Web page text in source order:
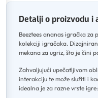
Detalji o proizvodu i
Beeztees ananas igračka za
kolekciji igračaka.
mekana za ugriz, što je čini
Zahvaljujući upečatljivom
interakciju te može služiti i
idealna je za razne vrste